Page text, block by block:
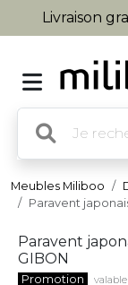
Livraison
Meubles Miliboo
Paravent
Paravent
GIBON
Promotion